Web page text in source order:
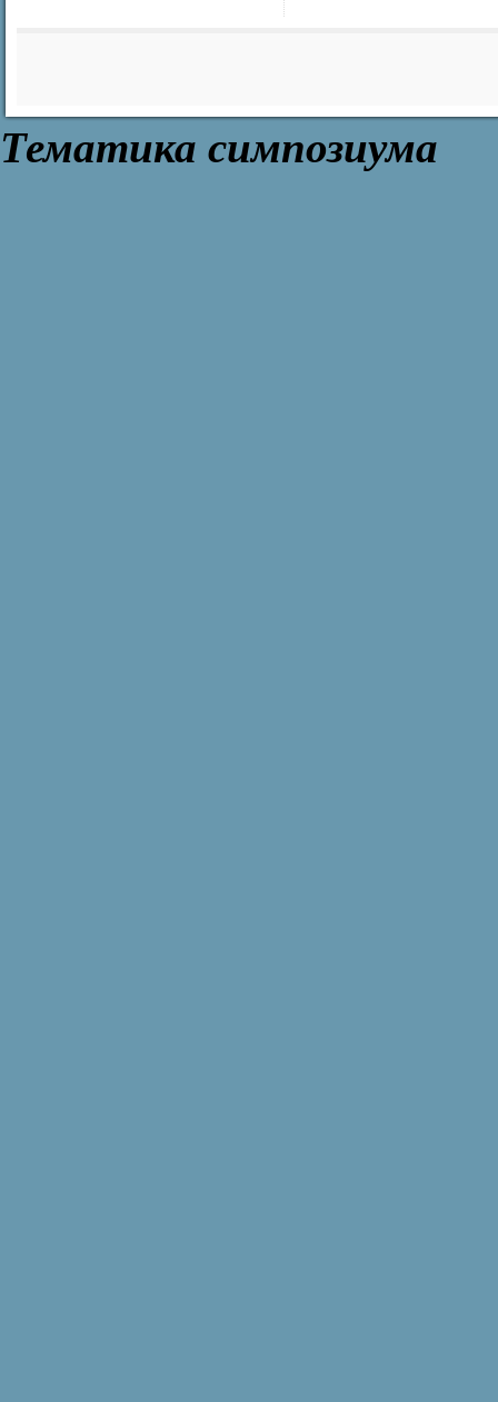
Тематика симпозиума